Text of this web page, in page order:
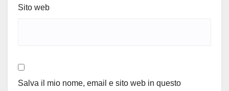
Sito web
Salva il mio nome, email e sito web in questo